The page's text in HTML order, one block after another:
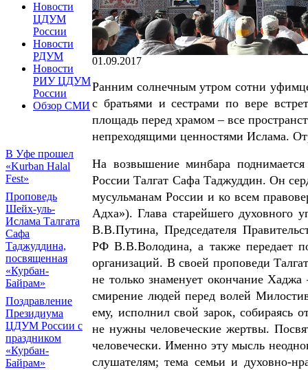
Новости
ЦДУМ
России
Новости
РДУМ
Новости
РИУ ЦДУМ
России
Обзор СМИ
В Уфе прошел
«Kurban Halal
Fest»
Проповедь
Шейх-уль-
Ислама Талгата
Сафа
Таджуддина,
посвященная
«Курбан-
Байрам»
Поздравление
Президиума
ЦДУМ России с
праздником
«Курбан-
Байрам»
01.09.2017
Ранним солнечным утром сотни
с братьями и сестрами по вере
площадь перед храмом – все
непреходящими ценностями Ислама.
На возвышение минбара
России Талгат Сафа Таджуддин. Он
мусульманам России и ко всем
Адха»). Глава старейшего духовного
В.В.Путина, Председателя
РФ В.В.Володина, а также передает
организаций. В своей проповеди
не только знаменует окончание
смирение людей перед волей
ему, исполнил свой зарок, собираясь
не нужны человеческие жертвы.
человечески. Именно эту мысль
слушателям; тема семьи и духовно-